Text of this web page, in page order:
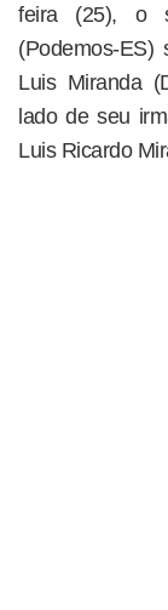
feira (25), o
(Podemos-ES)
Luis Miranda
lado de seu
Luis Ricardo